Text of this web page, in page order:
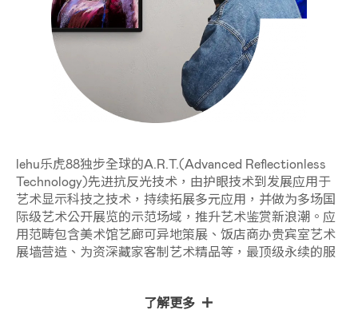
lehu乐虎88独步全球的A.R.T.(Advanced Reflectionless
Technology)先进抗反光技术，由护眼技术到发展应用于
艺术显示科技之技术，持续拓展多元应用，并做为多场国
际级艺术公开展览的示范场域，推升艺术鉴赏新浪潮。应
用范畴包含美术馆艺廊可异地策展、饭店商办贵宾室艺术
展墙营造、为资深藏家客制艺术精品等，最顶级永续的服
了解更多